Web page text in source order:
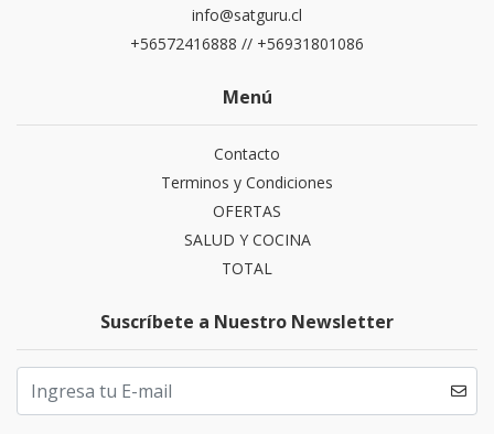
info@satguru.cl
+56572416888 // +56931801086
Menú
Contacto
Terminos y Condiciones
OFERTAS
SALUD Y COCINA
TOTAL
Suscríbete a Nuestro Newsletter